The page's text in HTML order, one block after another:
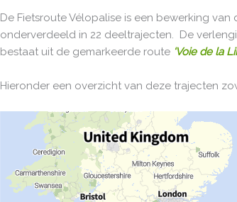
De Fietsroute Vélopalise is een bewerking van
onderverdeeld in 22 deeltrajecten. De
bestaat uit de gemarkeerde route ‘Voie de la
Hieronder een overzicht van deze trajecten